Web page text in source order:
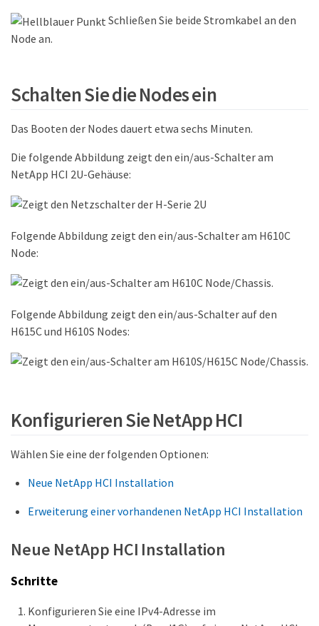
Schließen Sie beide Stromkabel an den
Node an.
Schalten Sie die Nodes ein
Das Booten der Nodes dauert etwa sechs Minuten.
Die folgende Abbildung zeigt den ein/aus-Schalter am
NetApp HCI 2U-Gehäuse:
Folgende Abbildung zeigt den ein/aus-Schalter am H610C
Node:
Folgende Abbildung zeigt den ein/aus-Schalter auf den
H615C und H610S Nodes:
Konfigurieren Sie NetApp HCI
Wählen Sie eine der folgenden Optionen:
Neue NetApp HCI Installation
Erweiterung einer vorhandenen NetApp HCI Installation
Neue NetApp HCI Installation
Schritte
Konfigurieren Sie eine IPv4-Adresse im